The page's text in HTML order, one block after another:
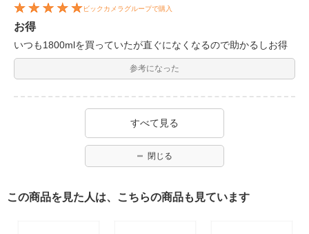
ビックカメラグループで購入
お得
いつも1800mlを買っていたが直ぐになくなるので助かるしお得
参考になった
すべて見る
閉じる
この商品を見た人は、こちらの商品も見ています